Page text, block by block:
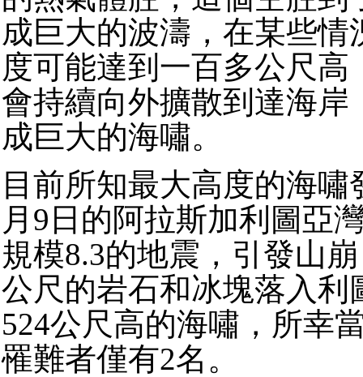
成巨大的波濤，在某些情
度可能達到一百多公尺高
會持續向外擴散到達海岸
成巨大的海嘯。
目前所知最大高度的海嘯
月9日的阿拉斯加利圖亞
規模8.3的地震，引發山
公尺的岩石和冰塊落入利
524公尺高的海嘯，所幸
罹難者僅有2名。